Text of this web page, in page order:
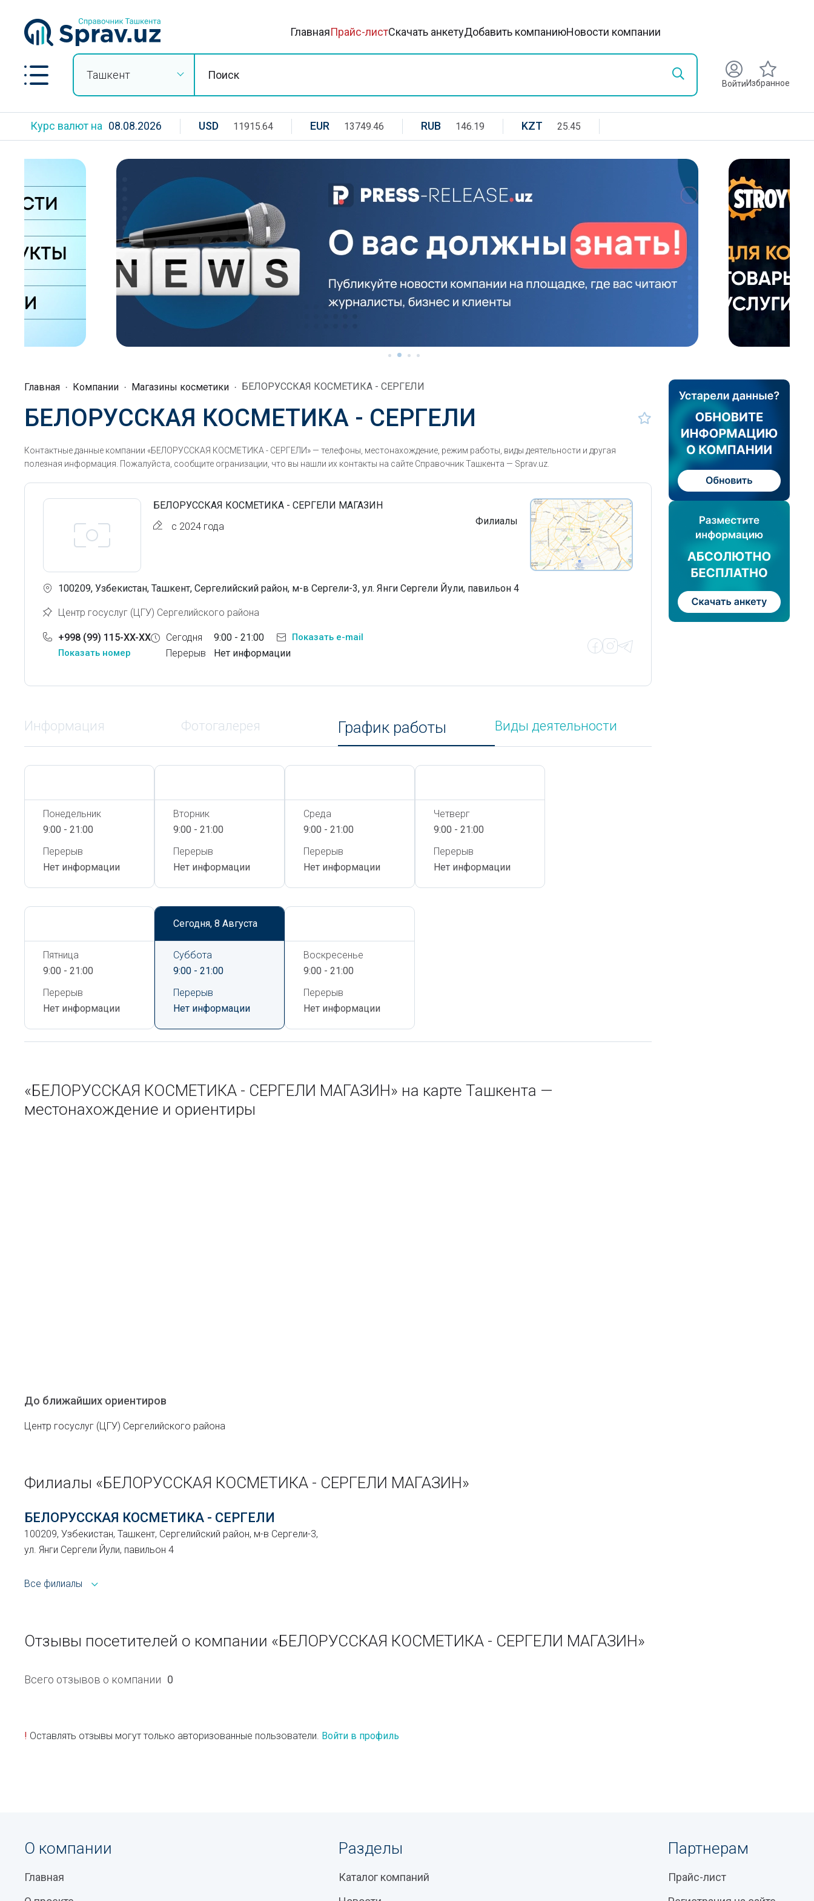
ГлавнаяПрайс-листСкачать анкетуДобавить компаниюНовости компании
Ташкент
ВойтиИзбранное
Курс валют на 08.08.2026 USD 11915.64 EUR 13749.46 RUB 146.19 KZT 25.45
Главная Компании Магазины косметики БЕЛОРУССКАЯ КОСМЕТИКА - СЕРГЕЛИ
БЕЛОРУССКАЯ КОСМЕТИКА - СЕРГЕЛИ
Контактные данные компании «БЕЛОРУССКАЯ КОСМЕТИКА - СЕРГЕЛИ» — телефоны, местонахождение, режим работы, виды деятельности и другая
полезная информация. Пожалуйста, сообщите огранизации, что вы нашли их контакты на сайте Справочник Ташкента — Sprav.uz.
БЕЛОРУССКАЯ КОСМЕТИКА - СЕРГЕЛИ МАГАЗИН
с 2024 года
Филиалы
100209, Узбекистан, Ташкент, Сергелийский район, м-в Сергели-3, ул. Янги Сергели Йули, павильон 4
Центр госуслуг (ЦГУ) Сергелийского района
+998 (99) 115-XX-XX
Показать номер
Сегодня
Перерыв
9:00 - 21:00
Нет информации
Показать e-mail
Информация Фотогалерея График работы Виды деятельности
Понедельник
9:00 - 21:00
Перерыв
Нет информации
Вторник
9:00 - 21:00
Перерыв
Нет информации
Среда
9:00 - 21:00
Перерыв
Нет информации
Четверг
9:00 - 21:00
Перерыв
Нет информации
Пятница
9:00 - 21:00
Перерыв
Нет информации
Сегодня, 8 Августа
Суббота
9:00 - 21:00
Перерыв
Нет информации
Воскресенье
9:00 - 21:00
Перерыв
Нет информации
«БЕЛОРУССКАЯ КОСМЕТИКА - СЕРГЕЛИ МАГАЗИН» на карте Ташкента —
местонахождение и ориентиры
До ближайших ориентиров
Центр госуслуг (ЦГУ) Сергелийского района
Филиалы «БЕЛОРУССКАЯ КОСМЕТИКА - СЕРГЕЛИ МАГАЗИН»
БЕЛОРУССКАЯ КОСМЕТИКА - СЕРГЕЛИ
100209, Узбекистан, Ташкент, Сергелийский район, м-в Сергели-3,
ул. Янги Сергели Йули, павильон 4
Все филиалы
Отзывы посетителей о компании «БЕЛОРУССКАЯ КОСМЕТИКА - СЕРГЕЛИ МАГАЗИН»
Всего отзывов о компании 0
! Оставлять отзывы могут только авторизованные пользователи. Войти в профиль
О компании
Главная
Разделы
Каталог компаний
Партнерам
Прайс-лист